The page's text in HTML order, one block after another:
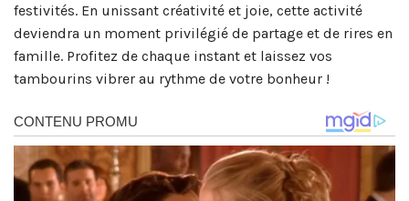
festivités. En unissant créativité et joie, cette activité
deviendra un moment privilégié de partage et de rires en
famille. Profitez de chaque instant et laissez vos
tambourins vibrer au rythme de votre bonheur !